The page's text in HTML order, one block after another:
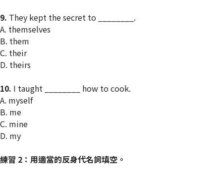
9. They kept the secret to ________.
A. themselves
B. them
C. their
D. theirs
10. I taught ________ how to cook.
A. myself
B. me
C. mine
D. my
練習 2：用適當的反身代名詞填空。